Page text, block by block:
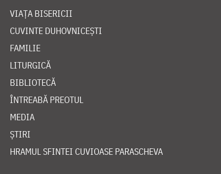
VIAȚA BISERICII
CUVINTE DUHOVNICEȘTI
FAMILIE
LITURGICĂ
BIBLIOTECĂ
ÎNTREABĂ PREOTUL
MEDIA
ȘTIRI
HRAMUL SFINTEI CUVIOASE PARASCHEVA